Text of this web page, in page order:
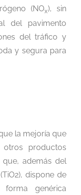
(NOx), sin
del pavimento
del tráfico y
y segura para
la mejoría que
otros productos
además del
dispone de
forma genérica